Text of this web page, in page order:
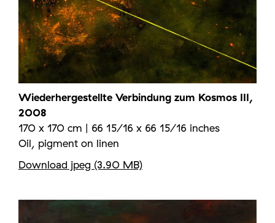
Wiederhergestellte Verbindung zum Kosmos III,
2008
170 x 170 cm | 66 15/16 x 66 15/16 inches
Oil, pigment on linen
Download jpeg (3.90 MB)